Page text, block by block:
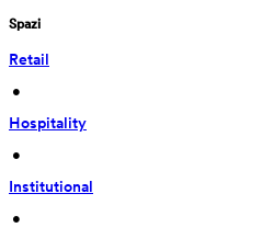
Spazi
Retail
•
Hospitality
•
Institutional
•